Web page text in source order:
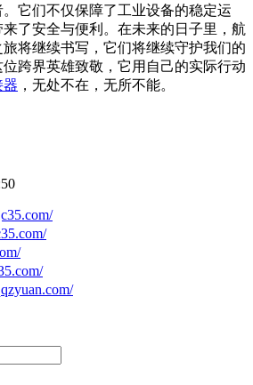
它们不仅保障了工业设备的稳定运
了安全与便利。在未来的日子里，航
将继续书写，它们将继续守护我们的
跨界英雄致敬，它用自己的实际行动
器 ，无处不在，无所不能。